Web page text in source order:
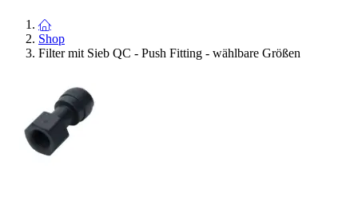
Shop
Filter mit Sieb QC - Push Fitting - wählbare Größen